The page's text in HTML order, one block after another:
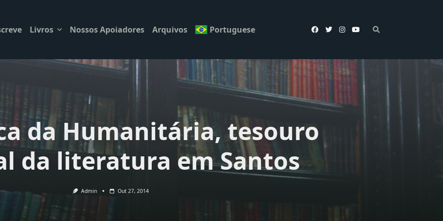
Livros Nossos Apoiadores Arquivos Portuguese
da Humanitária, tesouro
da literatura em Santos
Admin Out 27, 2014